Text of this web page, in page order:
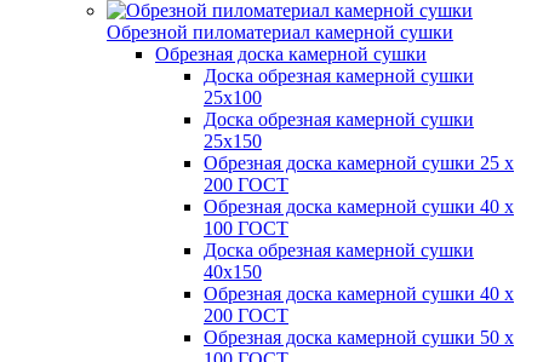
Обрезной пиломатериал камерной сушки
Обрезная доска камерной сушки
Доска обрезная камерной сушки
25х100
Доска обрезная камерной сушки
25х150
Обрезная доска камерной сушки 25 х
200 ГОСТ
Обрезная доска камерной сушки 40 х
100 ГОСТ
Доска обрезная камерной сушки
40х150
Обрезная доска камерной сушки 40 х
200 ГОСТ
Обрезная доска камерной сушки 50 х